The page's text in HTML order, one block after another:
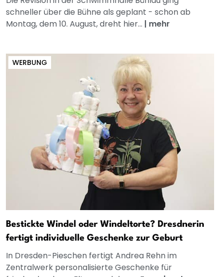
schneller über die Bühne als geplant - schon ab
Montag, dem 10. August, dreht hier... | mehr
WERBUNG
Bestickte Windel oder Windeltorte? Dresdnerin
fertigt individuelle Geschenke zur Geburt
In Dresden-Pieschen fertigt Andrea Rehn im
Zentralwerk personalisierte Geschenke für